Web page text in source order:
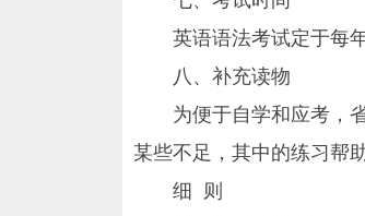
英语语法考试定于每年
八、补充读物
为便于自学和应考，省
某些不足，其中的练习帮
细 则